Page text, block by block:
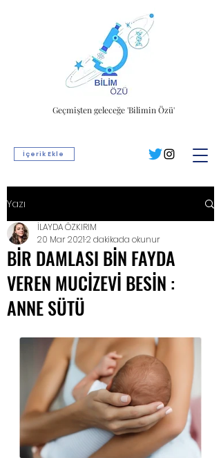
İçerik Ekle
Geçmişten geleceğe 'Bilimin Özü'
Yazı
BİR DAMLASI BİN FAYDA
VEREN MUCİZEVİ BESİN :
ANNE SÜTÜ
İLAYDA ÖZKIRIM
20 Mar 20212 dakikada okunur